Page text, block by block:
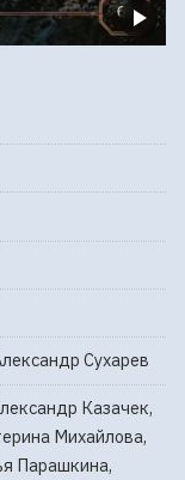
Сухарев
Казачек,
Михайлова,
Парашкина,